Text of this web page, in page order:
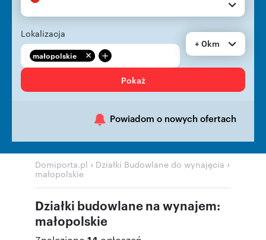
Lokalizacja
małopolskie +
+ 0km
Pokaż
Powiadom o nowych ofertach
Domiporta.pl › Działki Budowlane do wynajęcia ›
małopolskie
Działki budowlane na wynajem:
małopolskie